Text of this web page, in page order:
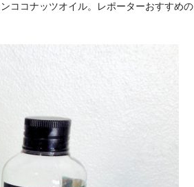
ココナッツオイル。レポーターおすすめの